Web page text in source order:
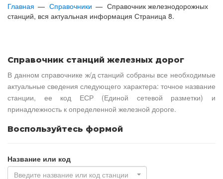
Главная Справочники
Справочник железнодорожных
станций, вся актуальная информация Страница 8.
Справочник станций железных дорог
В данном справочнике ж/д станций собраны все необходимые
актуальные сведения следующего характера: точное название
станции, ее код ЕСР (Единой сетевой разметки) и
принадлежность к определенной железной дороге.
Воспользуйтесь формой
Название или код
Введите название или код станции